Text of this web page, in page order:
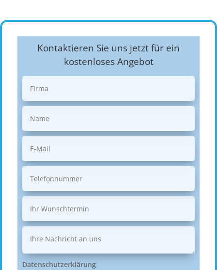
Kontaktieren Sie uns jetzt für ein
kostenloses Angebot
Datenschutzerklärung